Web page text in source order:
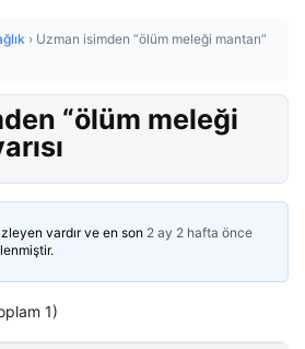
› Uzman isimden “ölüm meleği mantarı”
“ölüm meleği
vardır ve en son 2 ay 2 hafta önce
1)